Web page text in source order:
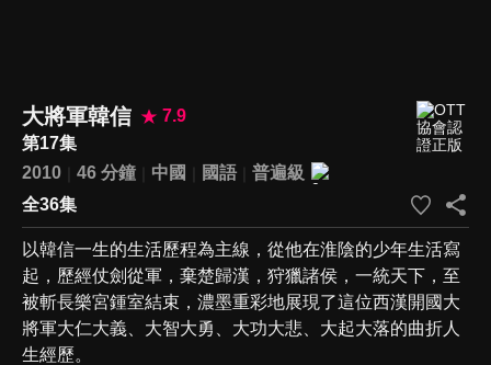
大將軍韓信
7.9
第17集
2010
46 分鐘 中國 國語
普遍級
全36集
以韓信一生的生活歷程為主線，從他在淮陰的少年生活寫
起，歷經仗劍從軍，棄楚歸漢，狩獵諸侯，一統天下，至
被斬長樂宮鍾室結束，濃墨重彩地展現了這位西漢開國大
將軍大仁大義、大智大勇、大功大悲、大起大落的曲折人
生經歷。